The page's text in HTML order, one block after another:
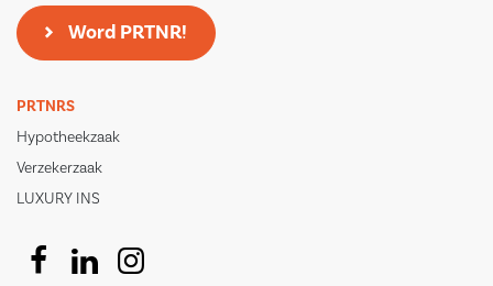
Word PRTNR!
PRTNRS
Hypotheekzaak
Verzekerzaak
LUXURY INS